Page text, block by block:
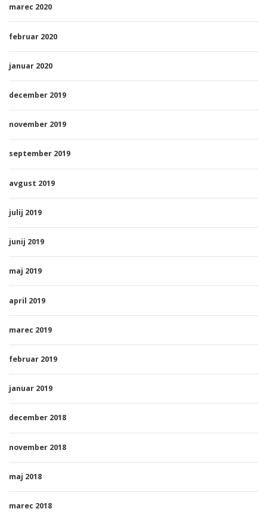
marec 2020
februar 2020
januar 2020
december 2019
november 2019
september 2019
avgust 2019
julij 2019
junij 2019
maj 2019
april 2019
marec 2019
februar 2019
januar 2019
december 2018
november 2018
maj 2018
marec 2018